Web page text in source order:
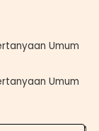
Umum
Umum